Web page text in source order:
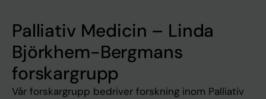
Palliativ Medicin – Linda
Björkhem-Bergmans
forskargrupp
Vår forskargrupp bedriver forskning inom Palliativ